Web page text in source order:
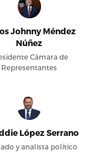
Johnny Méndez
Núñez
Cámara de
Representantes
López Serrano
y analista político